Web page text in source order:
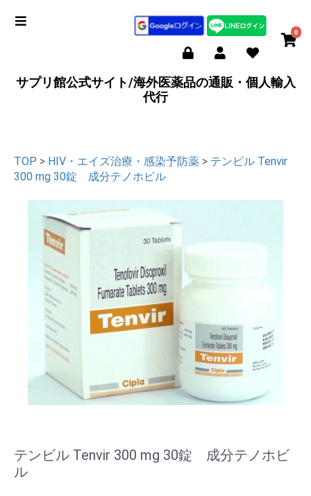
0
サプリ館公式サイト/海外医薬品の通販・個人輸入
代行
TOP > HIV・エイズ治療・感染予防薬 > テンビル Tenvir
300 mg 30錠 成分テノホビル
テンビル Tenvir 300 mg 30錠 成分テノホビ
ル